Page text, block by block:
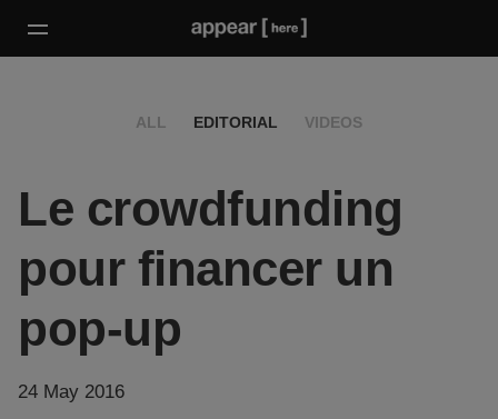
ALL EDITORIAL VIDEOS
Le crowdfunding
pour financer un
pop-up
24 May 2016